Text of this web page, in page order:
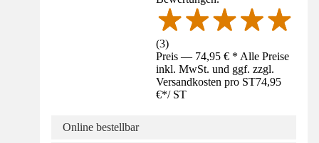
(3)
Preis — 74,95 € * Alle Preise
inkl. MwSt. und ggf. zzgl.
Versandkosten pro ST74,95
€*/ ST
Online bestellbar